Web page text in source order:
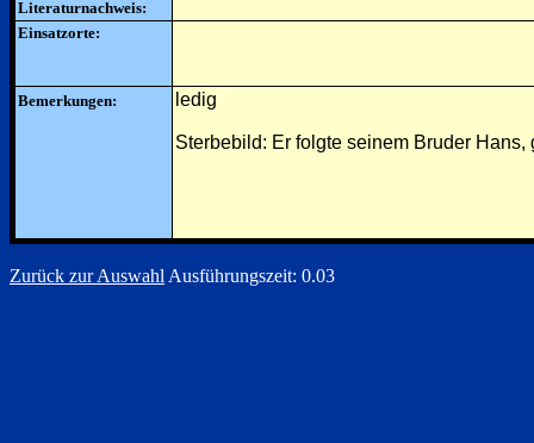
Literaturnachweis:
Einsatzorte:
Bemerkungen: ledig
Sterbebild: Er folgte seinem Bruder
Zurück zur Auswahl Ausführungszeit: 0.03